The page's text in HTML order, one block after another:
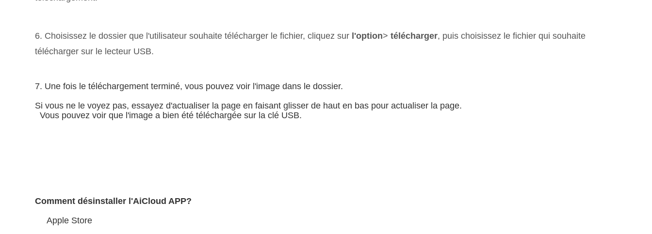
6. Choisissez le dossier que l'utilisateur souhaite télécharger le fichier, cliquez sur l'option> télécharger, puis choisissez le fichier qui souhaite
télécharger sur le lecteur USB.
7. Une fois le téléchargement terminé, vous pouvez voir l'image dans le dossier.
Si vous ne le voyez pas, essayez d'actualiser la page en faisant glisser de haut en bas pour actualiser la page.
Vous pouvez voir que l'image a bien été téléchargée sur la clé USB.
Comment désinstaller l'AiCloud APP?
Apple Store